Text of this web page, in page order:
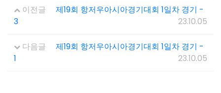
이전글
제19회 항저우아시아경기대회 1일차 경기 -
3
23.10.05
다음글
제19회 항저우아시아경기대회 1일차 경기 -
1
23.10.05